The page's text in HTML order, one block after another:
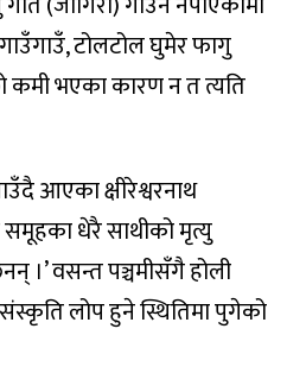
टोलटोल घुमेर फागु
कमी भएका कारण न त त्यति
आएका क्षीरेश्वरनाथ
समूहका धेरै साथीको मृत्यु
।’ वसन्त पञ्चमीसँगै होली
लोप हुने स्थितिमा पुगेको